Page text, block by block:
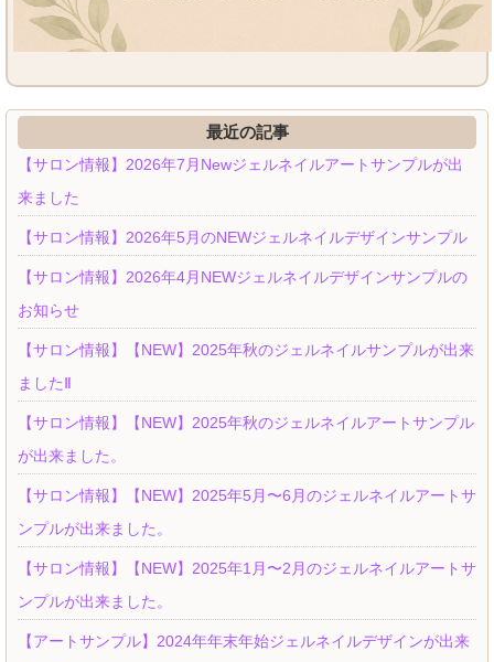
最近の記事
【サロン情報】2026年7月Newジェルネイルアートサンプルが出
来ました
【サロン情報】2026年5月のNEWジェルネイルデザインサンプル
【サロン情報】2026年4月NEWジェルネイルデザインサンプルの
お知らせ
【サロン情報】【NEW】2025年秋のジェルネイルサンプルが出来
ましたⅡ
【サロン情報】【NEW】2025年秋のジェルネイルアートサンプル
が出来ました。
【サロン情報】【NEW】2025年5月〜6月のジェルネイルアートサ
ンプルが出来ました。
【サロン情報】【NEW】2025年1月〜2月のジェルネイルアートサ
ンプルが出来ました。
【アートサンプル】2024年年末年始ジェルネイルデザインが出来